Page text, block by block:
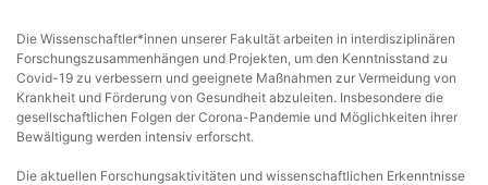
Die Wissenschaftler*innen unserer Fakultät arbeiten in interdisziplinären
Forschungszusammenhängen und Projekten, um den Kenntnisstand zu
Covid-19 zu verbessern und geeignete Maßnahmen zur Vermeidung von
Krankheit und Förderung von Gesundheit abzuleiten. Insbesondere die
gesellschaftlichen Folgen der Corona-Pandemie und Möglichkeiten ihrer
Bewältigung werden intensiv erforscht.
Die aktuellen Forschungsaktivitäten und wissenschaftlichen Erkenntnisse